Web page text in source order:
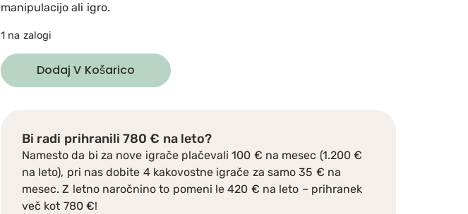
manipulacijo ali igro.
1 na zalogi
Dodaj V Košarico
Bi radi prihranili 780 € na leto?
Namesto da bi za nove igrače plačevali 100 € na mesec (1.200 €
na leto), pri nas dobite 4 kakovostne igrače za samo 35 € na
mesec. Z letno naročnino to pomeni le 420 € na leto – prihranek
več kot 780 €!